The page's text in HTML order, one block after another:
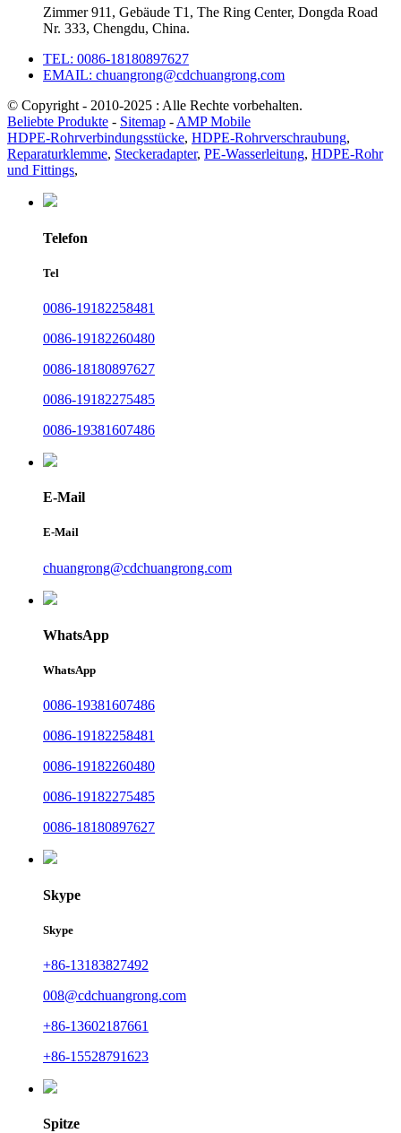
Zimmer 911, Gebäude T1, The Ring Center, Dongda Road
Nr. 333, Chengdu, China.
TEL: 0086-18180897627
EMAIL: chuangrong@cdchuangrong.com
© Copyright - 2010-2025 : Alle Rechte vorbehalten.
Beliebte Produkte - Sitemap -AMP Mobile
HDPE-Rohrverbindungsstücke, HDPE-Rohrverschraubung,
Reparaturklemme, Steckeradapter, PE-Wasserleitung, HDPE-Rohr
und Fittings,
Telefon
Tel
0086-19182258481
0086-19182260480
0086-18180897627
0086-19182275485
0086-19381607486
E-Mail
E-Mail
chuangrong@cdchuangrong.com
WhatsApp
WhatsApp
0086-19381607486
0086-19182258481
0086-19182260480
0086-19182275485
0086-18180897627
Skype
Skype
+86-13183827492
008@cdchuangrong.com
+86-13602187661
+86-15528791623
Spitze